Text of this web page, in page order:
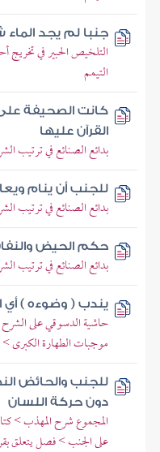
جنبا لم يجد
التلخيص الحبير في تخريج
التيمم
كانت الصحيفة على
القرآن عليها
بدائع الصنائع في ترتيب
للجنب أن ينام
بدائع الصنائع في ترتيب
حكم الحيض
بدائع الصنائع في ترتيب
يندب ( وضوءه ) أي
حاشية الدسوقي على
موجبات الطهارة الكبرى
للجنب والحائض
دون حركة اللسان
المجموع شرح المهذب >
على الجنب > فصل يتعلق